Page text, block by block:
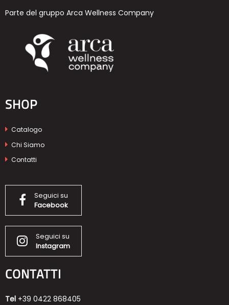
Parte del gruppo Arca Wellness Company
SHOP
Catalogo
Chi Siamo
Contatti
Seguici su
Facebook
Seguici su
Instagram
CONTATTI
Tel +39 0422 868405